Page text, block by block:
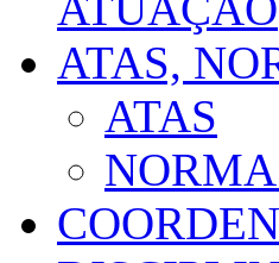
ATAS,
ATAS